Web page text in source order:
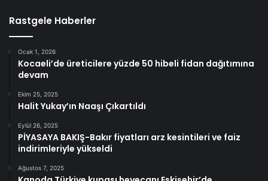
Rastgele Haberler
Ocak 1, 2026
Kocaeli’de üreticilere yüzde 50 hibeli fidan dağıtımına
devam
Ekim 25, 2025
Halit Yukay’ın Naaşı Çıkartıldı
Eylül 26, 2025
PİYASAYA BAKIŞ-Bakır fiyatları arz kesintileri ve faiz
indirimleriyle yükseldi
Ağustos 7, 2025